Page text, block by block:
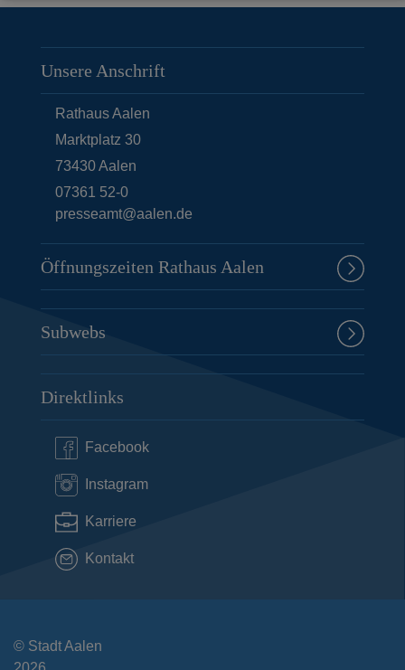
Unsere Anschrift
Rathaus Aalen
Marktplatz 30
73430Aalen
07361 52-0
presseamt@aalen.de
Öffnungszeiten Rathaus Aalen
Subwebs
Direktlinks
Facebook
Instagram
Karriere
Kontakt
© Stadt Aalen